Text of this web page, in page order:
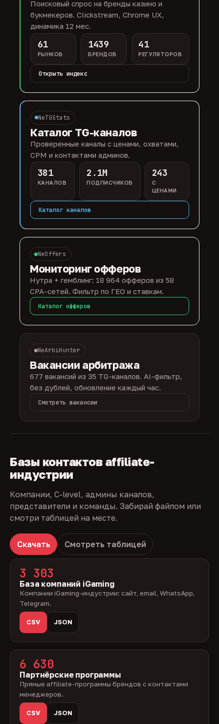
Поисковый спрос на бренды казино и
букмекеров. Clickstream, Chrome UX,
динамика 12 мес.
61
РЫНКОВ
1439
БРЕНДОВ
41
РЕГУЛЯТОРОВ
Открыть индекс
NeTGStats
Каталог TG-каналов
Проверенные каналы с ценами, охватами,
CPM и контактами админов.
381
КАНАЛОВ
2.1M
ПОДПИСЧИКОВ
243
С
ЦЕНАМИ
Каталог каналов
NeOffers
Мониторинг офферов
Нутра + гемблинг: 18 964 офферов из 58
CPA-сетей. Фильтр по ГЕО и ставкам.
Каталог офферов
NeArbiHunter
Вакансии арбитража
677 вакансий из 35 TG-каналов. AI-фильтр,
без дублей, обновление каждый час.
Смотреть вакансии
Базы контактов affiliate-
индустрии
Компании, C-level, админы каналов,
представители и команды. Забирай файлом или
смотри таблицей на месте.
Скачать Смотреть таблицей
3 303
База компаний iGaming
Компании iGaming-индустрии: сайт, email, WhatsApp,
Telegram.
CSV JSON
6 630
Партнёрские программы
Прямые affiliate-программы брендов с контактами
менеджеров.
CSV JSON